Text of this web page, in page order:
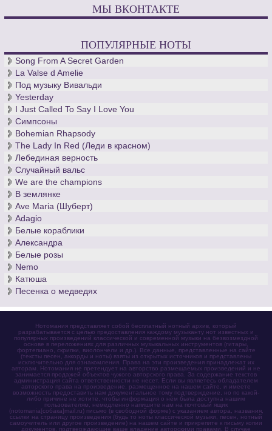
МЫ ВКОНТАКТЕ
ПОПУЛЯРНЫЕ НОТЫ
Song From A Secret Garden
La Valse d Amelie
Под музыку Вивальди
Yesterday
I Just Called To Say I Love You
Симпсоны
Bohemian Rhapsody
The Lady In Red (Леди в красном)
Лебединая верность
Случайный вальс
We are the champions
В землянке
Ave Maria (Шуберт)
Adagio
Белые кораблики
Александра
Белые розы
Nemo
Катюша
Песенка о медведях
Нотомания представляет собой бесплатный нотный архив, который
разрабатывается с целью предоставления каждому музыканту нот известных и
популярных произведений классической и современной музыки на безвозмездной
основе в переложениях для различных музыкальных инструментов (гитары,
фортепиано, скрипки, виолончели и др.). Все данные, представленные на сайте
(тексты песен, аккорды и ноты) взяты из открытых источников и представлены
исключительно для ознакомления. Права на эти произведения принадлежат их
авторам. Нотомания не претендует на авторство размещаемых произведений и не
занимается продажей объектов чужого авторского права. За содержание текстов
администрация сайта ответственности не несет. Если вы являетесь обладателем
авторского права на произведение, размещенное на нашем сайте, и имеете
возможность предоставить нам документальное тому подтверждение, но по какой-
либо причине не хотите, чтобы информация о нём была доступна нашим
пользователям, немедленно напишите нам на почтовый ящик
(notomania[собака]mail.ru) письмо (в свободной форме) с указанием автора, названия,
ссылки на страницу произведения (будь то ноты классической музыки, песен, нотный
самоучитель или другое произведение) на нашем сайте и прикрепите к письму копии
документов, подтверждающие ваше владение авторскими правами. В случае